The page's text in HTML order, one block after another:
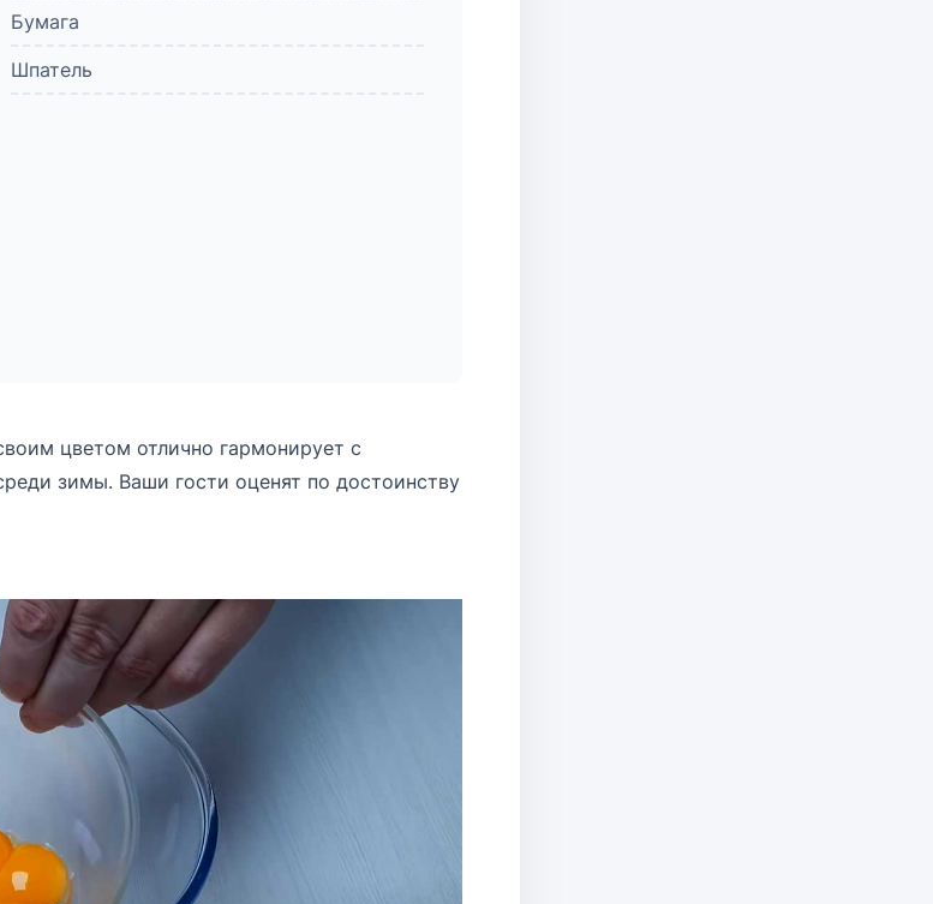
Бумага
Шпатель
цветом отлично гармонирует с
зимы. Ваши гости оценят по достоинству